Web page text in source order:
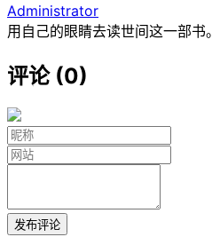
Administrator
用自己的眼睛去读世间这一部书。
评论 (0)
发布评论